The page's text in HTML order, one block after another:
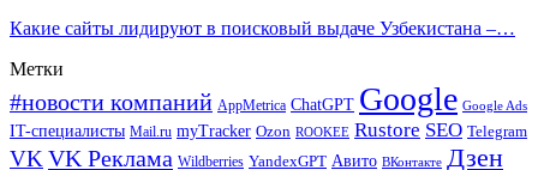
Какие сайты лидируют в поисковый выдаче Узбекистана –…
Метки
#новости компаний AppMetrica ChatGPT Google Google Ads
IT-специалисты Mail.ru myTracker Ozon ROOKEE Rustore SEO Telegram
VK VK Реклама Wildberries YandexGPT Авито ВКонтакте Дзен